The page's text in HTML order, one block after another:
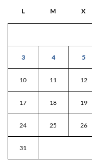
L M X
3 4 5
10 11 12
17 18 19
24 25 26
31